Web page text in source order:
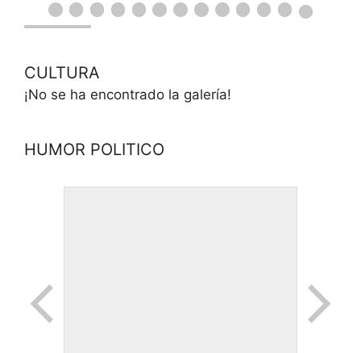
CULTURA
¡No se ha encontrado la galería!
HUMOR POLITICO